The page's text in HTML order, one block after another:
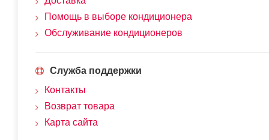
Помощь в выборе кондиционера
Обслуживание кондиционеров
Служба поддержки
Контакты
Возврат товара
Карта сайта